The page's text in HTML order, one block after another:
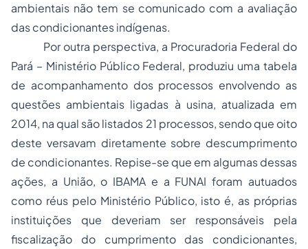
ambientais não tem se comunicado com a avaliação
das condicionantes indígenas.
Por outra perspectiva, a Procuradoria Federal do
Pará – Ministério Público Federal, produziu uma tabela
de acompanhamento dos processos envolvendo as
questões ambientais ligadas à usina, atualizada em
2014, na qual são listados 21 processos, sendo que oito
deste versavam diretamente sobre descumprimento
de condicionantes. Repise-se que em algumas dessas
ações, a União, o IBAMA e a FUNAI foram autuados
como réus pelo Ministério Público, isto é, as próprias
instituições que deveriam ser responsáveis pela
fiscalização do cumprimento das condicionantes,